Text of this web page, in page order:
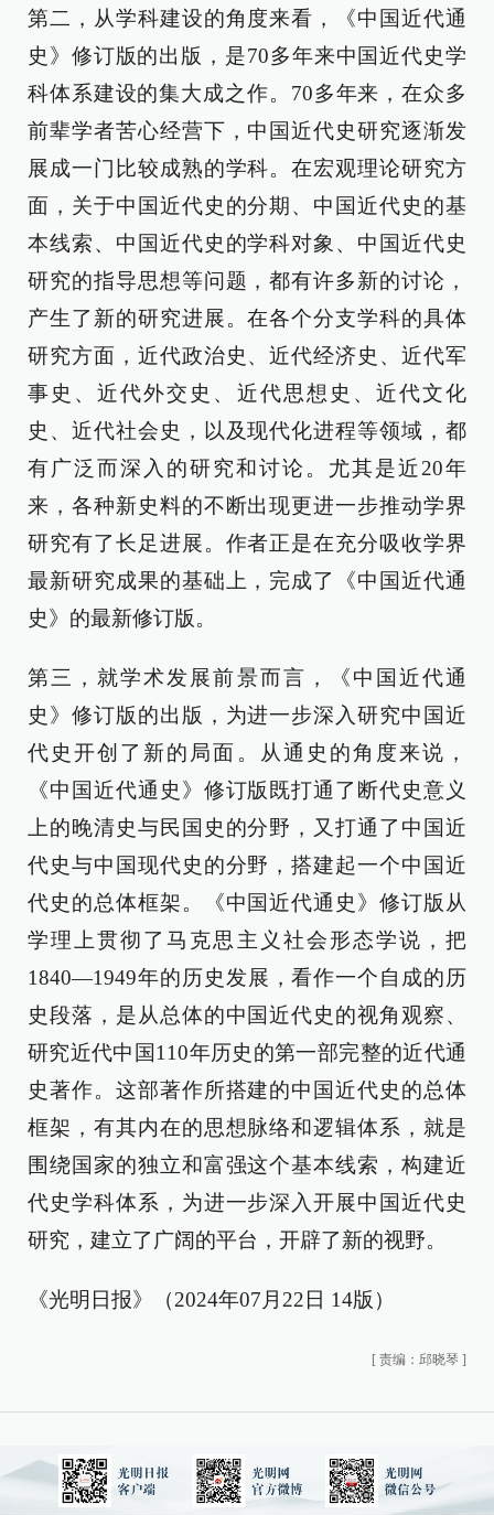
第二，从学科建设的角度来看，《中国近代通
史》修订版的出版，是70多年来中国近代史学
科体系建设的集大成之作。70多年来，在众多
前辈学者苦心经营下，中国近代史研究逐渐发
展成一门比较成熟的学科。在宏观理论研究方
面，关于中国近代史的分期、中国近代史的基
本线索、中国近代史的学科对象、中国近代史
研究的指导思想等问题，都有许多新的讨论，
产生了新的研究进展。在各个分支学科的具体
研究方面，近代政治史、近代经济史、近代军
事史、近代外交史、近代思想史、近代文化
史、近代社会史，以及现代化进程等领域，都
有广泛而深入的研究和讨论。尤其是近20年
来，各种新史料的不断出现更进一步推动学界
研究有了长足进展。作者正是在充分吸收学界
最新研究成果的基础上，完成了《中国近代通
史》的最新修订版。
第三，就学术发展前景而言，《中国近代通
史》修订版的出版，为进一步深入研究中国近
代史开创了新的局面。从通史的角度来说，
《中国近代通史》修订版既打通了断代史意义
上的晚清史与民国史的分野，又打通了中国近
代史与中国现代史的分野，搭建起一个中国近
代史的总体框架。《中国近代通史》修订版从
学理上贯彻了马克思主义社会形态学说，把
1840—1949年的历史发展，看作一个自成的历
史段落，是从总体的中国近代史的视角观察、
研究近代中国110年历史的第一部完整的近代通
史著作。这部著作所搭建的中国近代史的总体
框架，有其内在的思想脉络和逻辑体系，就是
围绕国家的独立和富强这个基本线索，构建近
代史学科体系，为进一步深入开展中国近代史
研究，建立了广阔的平台，开辟了新的视野。
《光明日报》（2024年07月22日 14版）
[ 责编：邱晓琴 ]